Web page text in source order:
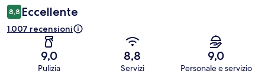
8,8 Eccellente
1.007 recensioni
9,0
Pulizia
8,8
Servizi
9,0
Personale e servizio